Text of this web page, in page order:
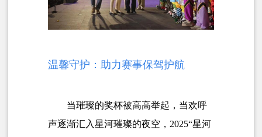
温馨守护：助力赛事保驾护航
当璀璨的奖杯被高高举起，当欢呼
声逐渐汇入星河璀璨的夜空，2025“星河